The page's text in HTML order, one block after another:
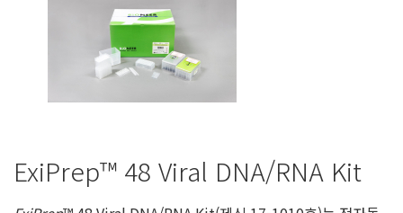
ExiPrep™ 48 Viral DNA/RNA Kit